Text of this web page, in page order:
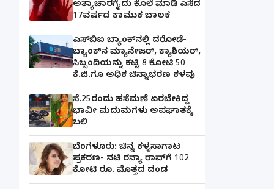
ಅತ್ಯಾಚಾರಗೈದು ಕೊಲೆ ಮಾಡಿ ಎಸೆದ
17ವರ್ಷದ ಕಾಮುಕ ಬಾಲಕ
ಎಸ್‌ಬಿಐ ಬ್ಯಾಂಕ್‌ನಲ್ಲಿ‌ ದರೋಡೆ-
ಬ್ಯಾಂಕ್​ನ ಮ್ಯಾನೇಜರ್‌, ಕ್ಯಾಶಿಯರ್‌,
ಸಿಬ್ಬಂದಿಯನ್ನು ಕಟ್ಟಿ 8 ಕೋಟಿ 50
ಕೆ.ಜಿ.ಗೂ ಅಧಿಕ ಚಿನ್ನಾಭರಣ ಕಳವು
ಸೆ.25ರಂದು ಹಸೆಮಣೆ ಏರಬೇಕಿದ್ದ
ಭಾವೀ ಮದುಮಗಳು ಅಪಘಾತಕ್ಕೆ
ಬಲಿ
ಬೆಂಗಳೂರು: ಚಿನ್ನ ಕಳ್ಳಸಾಗಾಟ
ಪ್ರಕರಣ- ನಟಿ ರನ್ಯಾ ರಾವ್‌ಗೆ 102
ಕೋಟಿ ರೂ. ಮೊತ್ತದ ದಂಡ